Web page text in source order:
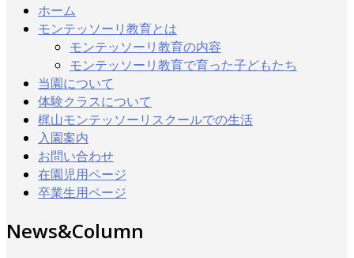
ホーム
モンテッソーリ教育とは
モンテッソーリ教育の内容
モンテッソーリ教育で育った子どもたち
当園について
体験クラスについて
梶山モンテッソーリスクールでの生活
入園案内
お問い合わせ
在園児用ページ
卒業生用ページ
News&Column